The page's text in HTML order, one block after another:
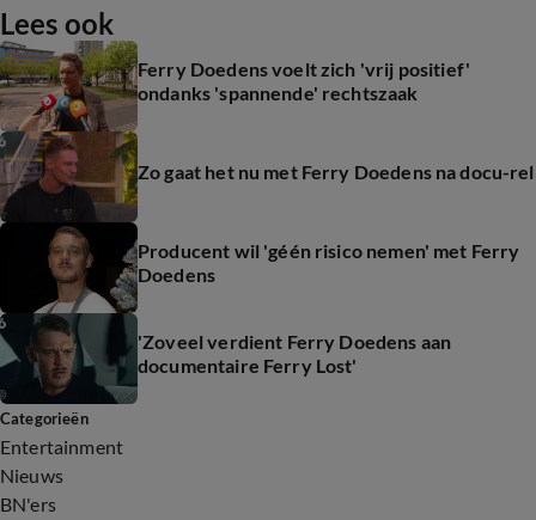
Lees ook
Ferry Doedens voelt zich 'vrij positief'
ondanks 'spannende' rechtszaak
Zo gaat het nu met Ferry Doedens na docu-rel
Producent wil 'géén risico nemen' met Ferry
Doedens
'Zoveel verdient Ferry Doedens aan
documentaire Ferry Lost'
Categorieën
Entertainment
Nieuws
BN'ers